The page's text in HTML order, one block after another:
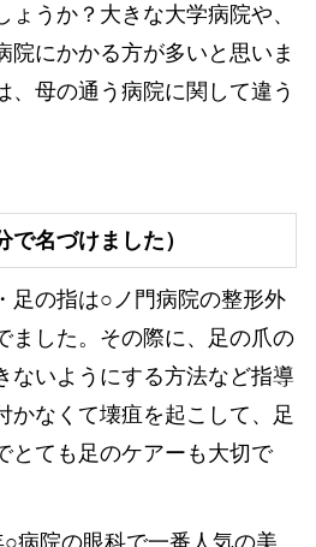
うか？大きな大学病院や、
院にかかる方が多いと思いま
、母の通う病院に関して違う
名づけました）
足の指は○ノ門病院の整形外
ました。その際に、足の爪の
ないようにする方法など指導
かなくて壊疽を起こして、足
とても足のケアーも大切で